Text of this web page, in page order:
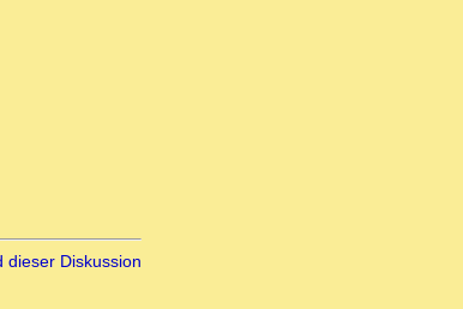
dieser Diskussion